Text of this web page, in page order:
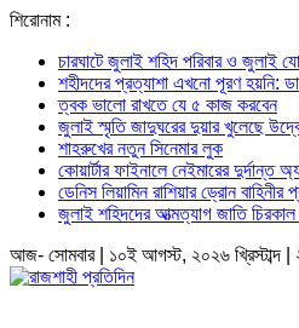
শিরোনাম :
চারঘাটে জুলাই শহিদ পরিবার ও জুলাই
শহীদদের প্রত্যাশা এখনো পূরণ হয়নি:
ত্বক ভালো রাখতে যে ৫ কাজ করবেন
জুলাই স্মৃতি জাদুঘরের দুয়ার খুলেছে
শাহরুখের নতুন সিনেমার লুক
কোয়ার্টার ফাইনালে নেইমারের দুর্দান্ত
ডেনিস লিয়ামিন রাশিয়ার ড্রোন বাহিনীর
জুলাই শহিদদের আত্মত্যাগ জাতি চিরকাল
আজ- সোমবার | ১০ই আগস্ট, ২০২৬ খ্রিস্টাব্দ |